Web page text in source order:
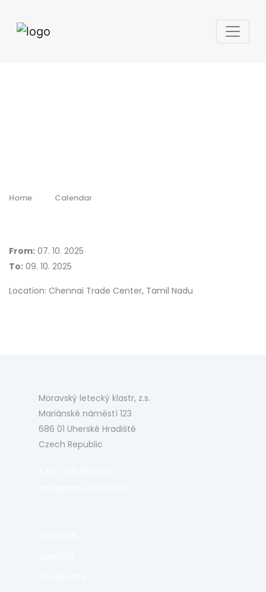
Home Calendar
From: 07. 10. 2025
To: 09. 10. 2025
Location: Chennai Trade Center, Tamil Nadu
Moravský letecký klastr, z.s.
Mariánské náměstí 123
686 01 Uherské Hradiště
Czech Republic